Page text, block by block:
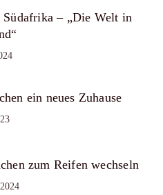
– „Die Welt in
ein neues Zuhause
zum Reifen wechseln